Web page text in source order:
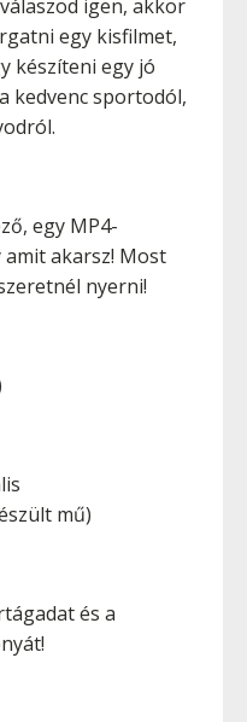
igen, akkor
egy kisfilmet,
készíteni egy jó
kedvenc sportodól,
egy MP4-
akarsz! Most
nyerni!
mű)
és a